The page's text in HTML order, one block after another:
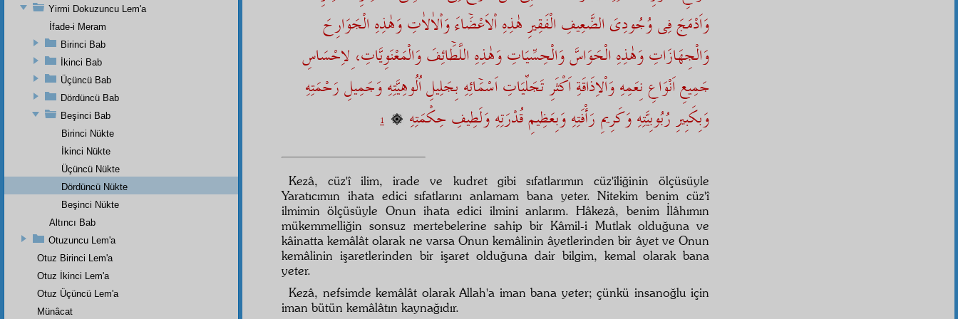
وَاَدْمَجَ فِى وُجُودِىَ الضَّعِيفِ الْفَقِيرِ هٰذِهِ اْلاَعْضَۤاءَ وَاْلاٰلاٰتِ وَهٰذِهِ الْجَوَارِحَ
وَالْجِهَازَاتِ وَهٰذِهِ الْحَوَاسَّ وَالْحِسِّيَاتِ وَهٰذِهِ اللَّطَۤائِفَ وَالْمَعْنَوِيَّاتِ، ِلاِحْسَاسِ
جَمِيعِ اَنْوَاعِ نِعَمِهِ وَاْلاِذَاقَةِ اَكْثَرِ تَجَلِّيَاتِ اَسْمَۤائِهِ بِجَلِيلِ اُلُوهِيَّتِهِ وَجَمِيلِ رَحْمَتِهِ
وَبِكَبِيرِ رُبُوبِيَّتِهِ وَكَرِيمِ رَأْفَتِهِ وَبِعَظِيمِ قُدْرَتِهِ وَلَطِيفِ حِكْمَتِهِ
1
Kezâ, cüz'î ilim, irade ve kudret gibi sıfatlarımın cüz'îliğinin ölçüsüyle
Yaratıcımın ihata edici sıfatlarını anlamam bana yeter. Nitekim benim cüz'î
ilmimin ölçüsüyle Onun ihata edici ilmini anlarım. Hâkezâ, benim İlâhımın
mükemmelliğin sonsuz mertebelerine sahip bir Kâmil-i Mutlak olduğuna ve
kâinatta kemâlât olarak ne varsa Onun kemâlinin âyetlerinden bir âyet ve Onun
kemâlinin işaretlerinden bir işaret olduğuna dair bilgim, kemal olarak bana
yeter.
Kezâ, nefsimde kemâlât olarak Allah'a iman bana yeter; çünkü insanoğlu için
iman bütün kemâlâtın kaynağıdır.
Yirmi Dokuzuncu Lem'a
İfade-i Meram
Birinci Bab
İkinci Bab
Üçüncü Bab
Dördüncü Bab
Beşinci Bab
Birinci Nükte
İkinci Nükte
Üçüncü Nükte
Dördüncü Nükte
Beşinci Nükte
Altıncı Bab
Otuzuncu Lem'a
Otuz Birinci Lem'a
Otuz İkinci Lem'a
Otuz Üçüncü Lem'a
Münâcat